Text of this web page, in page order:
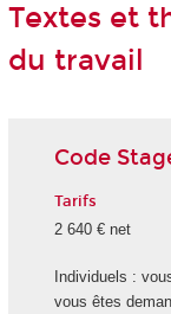
Textes et
du travail
Code
Tarifs
2 640 € net
Individuels :
vous êtes